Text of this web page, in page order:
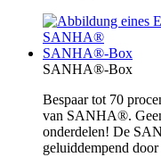
SANHA®-Box
SANHA®-Box
Bespaar tot 70
van SANHA®.
onderdelen! De
geluiddempend